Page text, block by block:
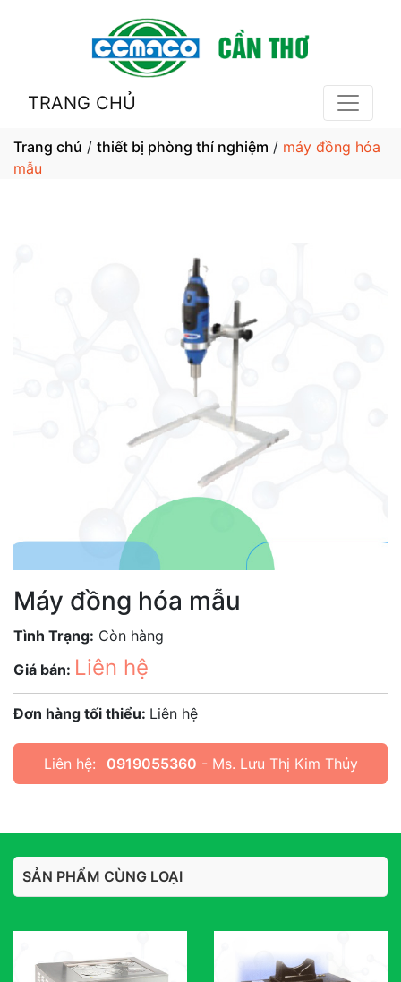
TRANG CHỦ
Trang chủ / thiết bị phòng thí nghiệm / máy đồng hóa
mẫu
Máy đồng hóa mẫu
Tình Trạng: Còn hàng
Giá bán: Liên hệ
Đơn hàng tối thiểu: Liên hệ
Liên hệ: 0919055360 - Ms. Lưu Thị Kim Thủy
SẢN PHẨM CÙNG LOẠI